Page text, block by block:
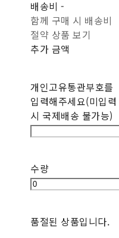
배송비-
함께 구매 시 배송비
절약 상품 보기
추가 금액
개인고유통관부호를
입력해주세요(미입력
시 국제배송 불가능)
수량
품절된 상품입니다.